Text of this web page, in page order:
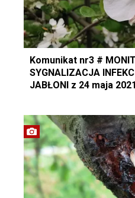
Komunikat nr3 #
SYGNALIZACJA
JABŁONI z 24 maja 2021